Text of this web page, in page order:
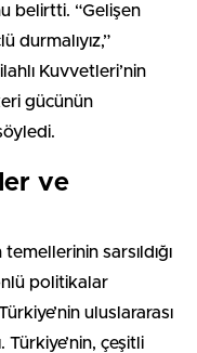
belirtti. “Gelişen
durmalıyız,”
Kuvvetleri’nin
gücünün
ve
sarsıldığı
politikalar
uluslararası
çeşitli